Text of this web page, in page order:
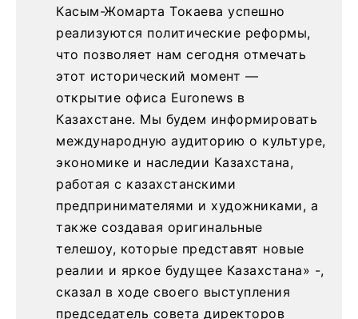
Касым-Жомарта Токаева успешно
реализуются политические реформы,
что позволяет нам сегодня отмечать
этот исторический момент —
открытие офиса Euronews в
Казахстане. Мы будем информировать
международную аудиторию о культуре,
экономике и наследии Казахстана,
работая с казахстанскими
предпринимателями и художниками, а
также создавая оригинальные
телешоу, которые представят новые
реалии и яркое будущее Казахстана» -,
сказал в ходе своего выступления
председатель совета директоров